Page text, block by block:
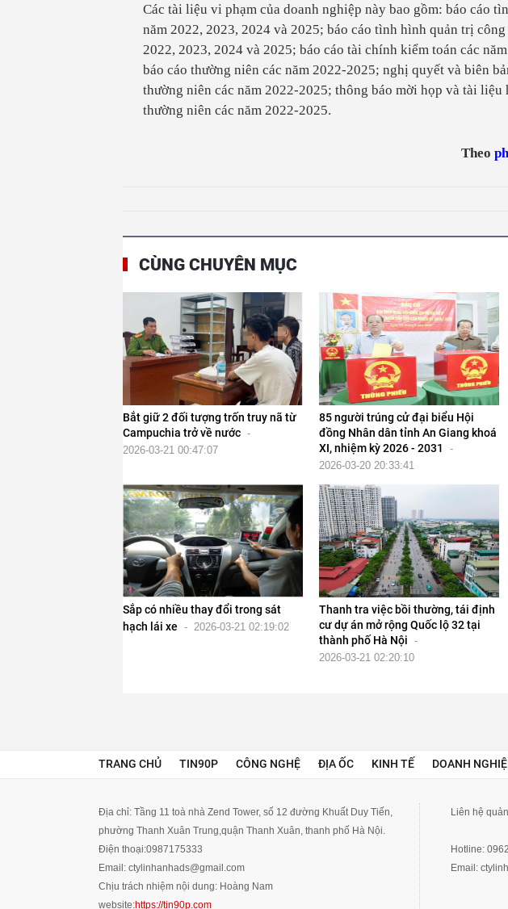
Các tài liệu vi phạm của doanh nghiệp này bao gồm: báo cáo
năm 2022, 2023, 2024 và 2025; báo cáo tình hình quản trị
2022, 2023, 2024 và 2025; báo cáo tài chính kiểm toán các
báo cáo thường niên các năm 2022-2025; nghị quyết và biên
thường niên các năm 2022-2025; thông báo mời họp và tài
thường niên các năm 2022-2025.
Theo
CÙNG CHUYÊN MỤC
Bắt giữ 2 đối tượng trốn truy nã từ
Campuchia trở về nước -
2026-03-21 00:47:07
85 người trúng cử đại biểu Hội
đồng Nhân dân tỉnh An Giang khoá
XI, nhiệm kỳ 2026 - 2031
-
2026-03-20 20:33:41
Sắp có nhiều thay đổi trong sát
hạch lái xe - 2026-03-21 02:19:02
Thanh tra việc bồi thường, tái định
cư dự án mở rộng Quốc lộ 32 tại
thành phố Hà Nội -
2026-03-21 02:20:10
TRANG CHỦ TIN90P CÔNG NGHỆ ĐỊA ỐC KINH TẾ DOANH
Địa chỉ: Tầng 11 toà nhà Zend Tower, số 12 đường Khuất Duy Tiến,
phường Thanh Xuân Trung,quận Thanh Xuân, thanh phố Hà Nội.
Điện thoại:0987175333
Email: ctylinhanhads@gmail.com
Chịu trách nhiệm nội dung: Hoàng Nam
website:https://tin90p.com
Liên hệ
Hotline:
Email: